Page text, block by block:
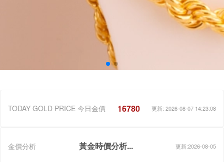
TODAY GOLD PRICE 今日金價 16780 更新: 2026-08-07 14:23:08
金價分析 黃金時價分析... 更新:2026-08-05